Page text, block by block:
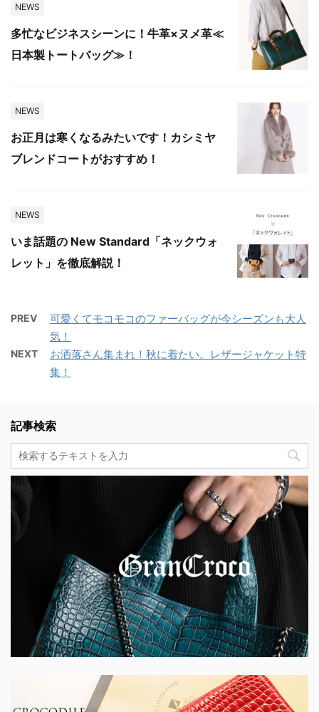
NEWS
多忙なビジネスシーンに！牛革×ヌメ革≪
日本製トートバッグ≫！
NEWS
お正月は寒くなるみたいです！カシミヤ
ブレンドコートがおすすめ！
NEWS
いま話題の New Standard「ネックウォ
レット」を徹底解説！
PREV
可愛くてモコモコのファーバッグが今シーズンも大人
気！
NEXT
お洒落さん集まれ！秋に着たい。レザージャケット特
集！
記事検索